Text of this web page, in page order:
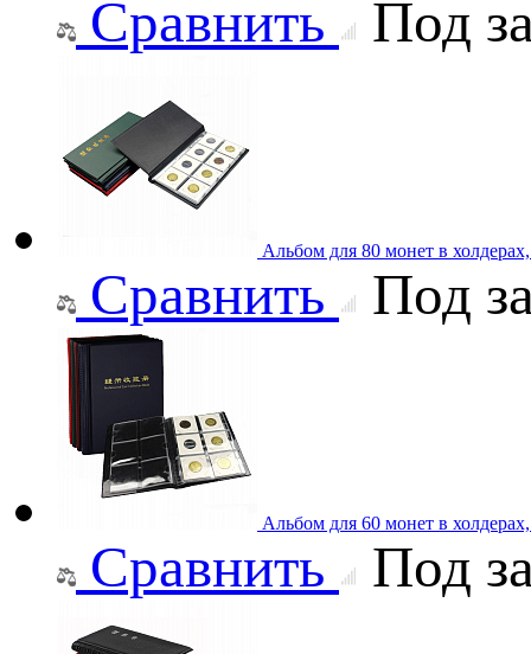
Сравнить Под
Альбом для 80 монет в
Сравнить Под
Альбом для 60 монет в
Сравнить Под